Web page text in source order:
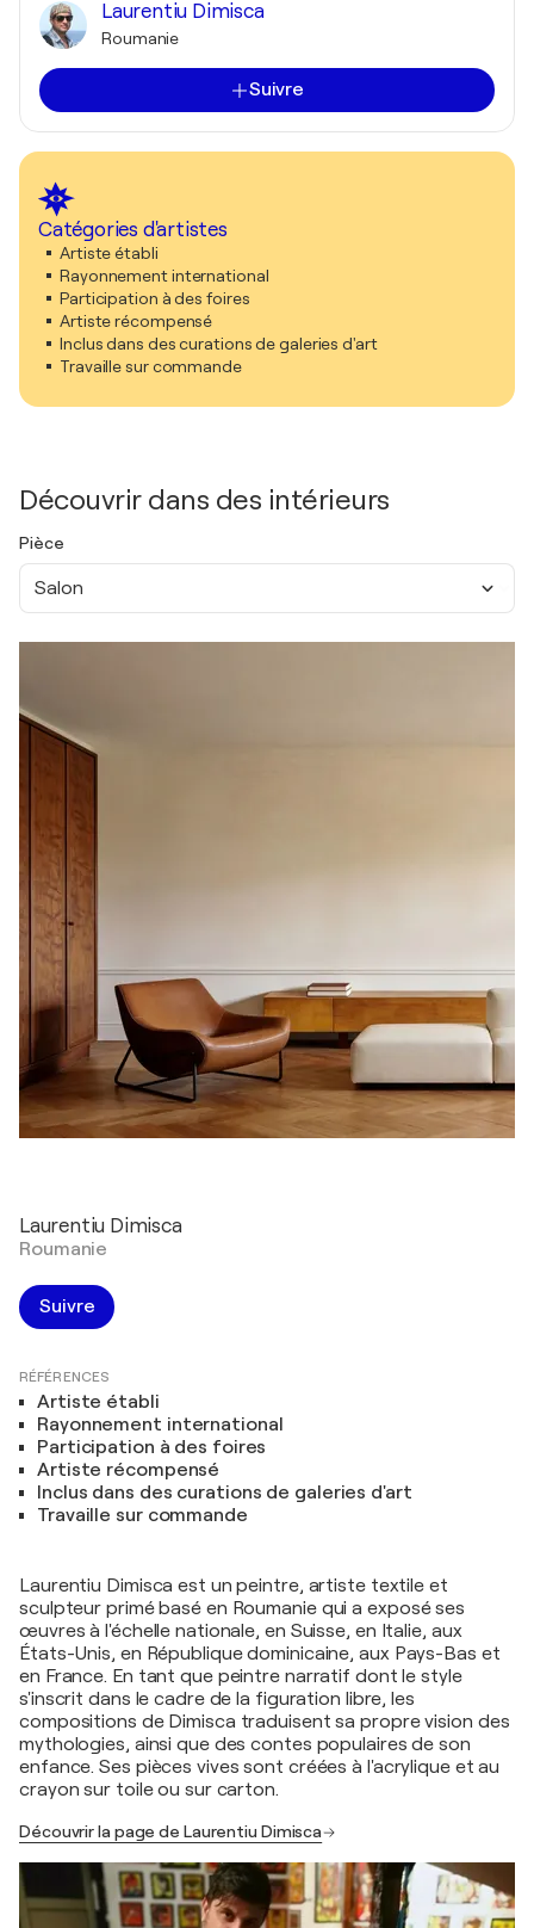
Laurentiu Dimisca
Roumanie
Suivre
Catégories d'artistes
Artiste établi
Rayonnement international
Participation à des foires
Artiste récompensé
Inclus dans des curations de galeries d'art
Travaille sur commande
Découvrir dans des intérieurs
Pièce
Salon
Laurentiu Dimisca
Roumanie
Suivre
RÉFÉRENCES
Artiste établi
Rayonnement international
Participation à des foires
Artiste récompensé
Inclus dans des curations de galeries d'art
Travaille sur commande
Laurentiu Dimisca est un peintre, artiste textile et
sculpteur primé basé en Roumanie qui a exposé ses
œuvres à l'échelle nationale, en Suisse, en Italie, aux
États-Unis, en République dominicaine, aux Pays-Bas et
en France. En tant que peintre narratif dont le style
s'inscrit dans le cadre de la figuration libre, les
compositions de Dimisca traduisent sa propre vision des
mythologies, ainsi que des contes populaires de son
enfance. Ses pièces vives sont créées à l'acrylique et au
crayon sur toile ou sur carton.
Découvrir la page de Laurentiu Dimisca